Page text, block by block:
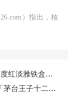
）指出，核
铁盒多少钱）
子十二生肖酒」